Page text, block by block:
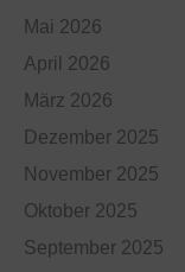
Mai 2026
April 2026
März 2026
Dezember 2025
November 2025
Oktober 2025
September 2025